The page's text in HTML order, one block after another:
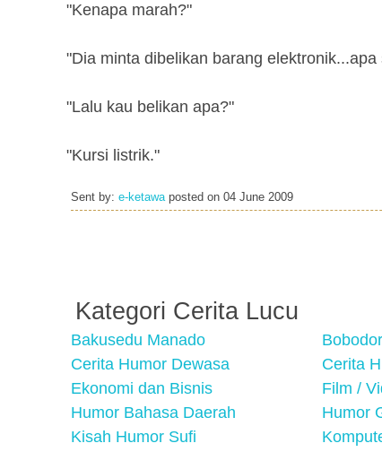
"Kenapa marah?"
"Dia minta dibelikan barang
"Lalu kau belikan apa?"
"Kursi listrik."
Sent by: e-ketawaposted on 04 June 2009
Kategori Cerita Lucu
Bakusedu Manado
Cerita Humor Dewasa
Cerita
Ekonomi dan Bisnis
Film /
Humor Bahasa Daerah
Humor
Kisah Humor Sufi